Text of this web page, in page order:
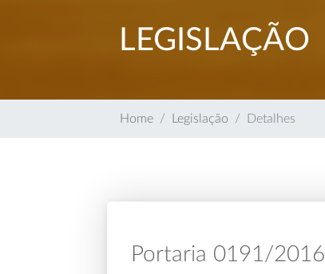
LEGISLAÇÃO
Home Legislação Detalhes
Portaria 0191/2016